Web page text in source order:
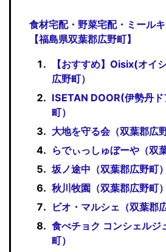
食材宅配・野菜宅配・ミール
【福島県双葉郡広野町】
【おすすめ】Oisix(オイ
広野町）
ISETAN DOOR(伊勢丹
町）
大地を守る会（双葉郡広
らでぃっしゅぼーや（双
坂ノ途中（双葉郡広野町）
秋川牧園（双葉郡広野町）
ビオ・マルシェ（双葉郡
食べチョク コンシェルジ
町）